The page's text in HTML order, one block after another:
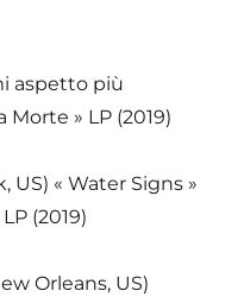
aspetto più
» LP (2019)
US) « Water Signs »
(2019)
Orleans, US)